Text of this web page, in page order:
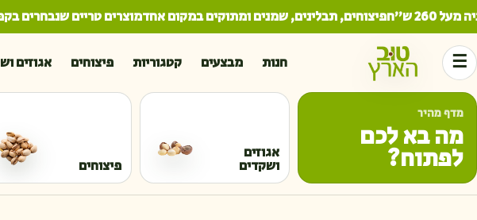
ש"ח פיצוחים, תבלינים, שמנים ומתוקים במקום אחדמוצרים טריים שנבחרים
☰ חנות מבצעים קטגוריות פיצוחים אגוזים
מדף מהיר
מה בא לכם
לפתוח? אגוזים
ושקדים פיצוחים